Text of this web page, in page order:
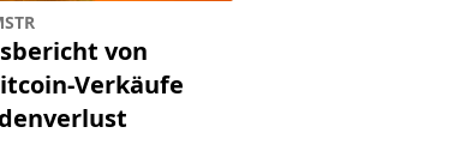
von
Verkäufe